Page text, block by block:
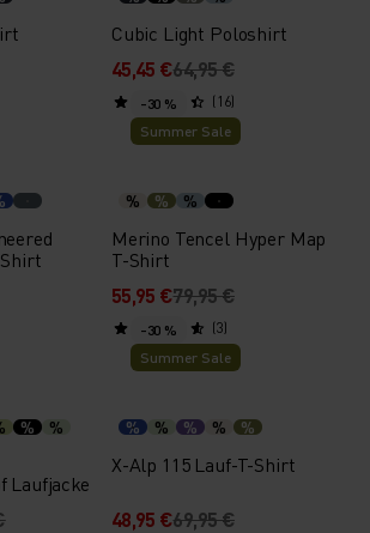
Cubic Light Poloshirt
45,45 €64,95 €
(16)
-30 %
Summer Sale
% % %
Merino Tencel Hyper Map
T-Shirt
55,95 €79,95 €
(3)
%
%
Laufjacke
-30 %
Summer Sale
% % % % %
X-Alp 115 Lauf-T-Shirt
48,95 €69,95 €